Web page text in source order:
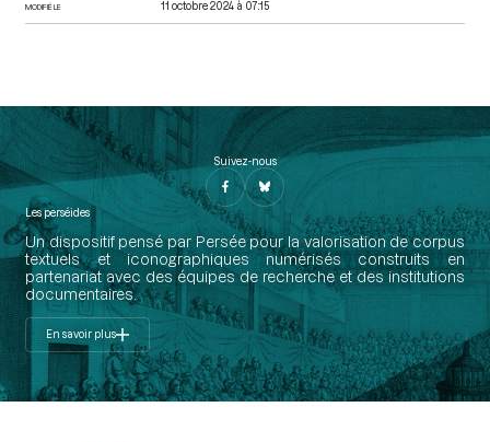
MODIFIÉ LE 11 octobre 2024 à 07:15
Suivez-nous
Les perséides
Un dispositif pensé par Persée pour la valorisation de corpus
textuels et iconographiques numérisés construits en
partenariat avec des équipes de recherche et des institutions
documentaires.
En savoir plus